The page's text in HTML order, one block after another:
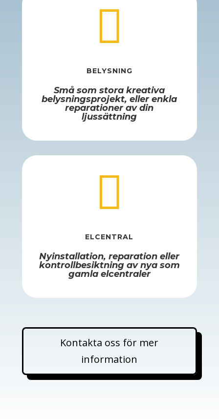

BELYSNING
Små som stora kreativa
belysningsprojekt, eller enkla
reparationer av din
ljussättning

ELCENTRAL
Nyinstallation, reparation eller
kontrollbesiktning av nya som
gamla elcentraler
Kontakta oss för mer
information